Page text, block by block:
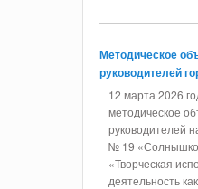
Методическое
руководителей
12 марта 2026
методическое
руководителей
№ 19
«Творческая
деятельность